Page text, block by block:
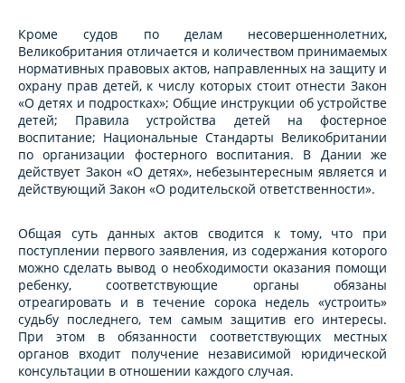
Кроме судов по делам несовершеннолетних,
Великобритания отличается и количеством принимаемых
нормативных правовых актов, направленных на защиту и
охрану прав детей, к числу которых стоит отнести Закон
«О детях и подростках»; Общие инструкции об устройстве
детей; Правила устройства детей на фостерное
воспитание; Национальные Стандарты Великобритании
по организации фостерного воспитания. В Дании же
действует Закон «О детях», небезынтересным является и
действующий Закон «О родительской ответственности».
Общая суть данных актов сводится к тому, что при
поступлении первого заявления, из содержания которого
можно сделать вывод о необходимости оказания помощи
ребенку, соответствующие органы обязаны
отреагировать и в течение сорока недель «устроить»
судьбу последнего, тем самым защитив его интересы.
При этом в обязанности соответствующих местных
органов входит получение независимой юридической
консультации в отношении каждого случая.